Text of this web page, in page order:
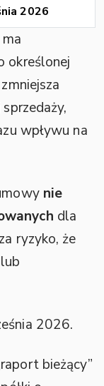
2026
określonej
wpływu na
nie
dla
ryzyko, że
2026.
bieżący”